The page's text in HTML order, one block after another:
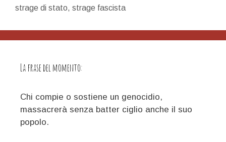
strage di stato, strage fascista
La frase del momento:
Chi compie o sostiene un genocidio,
massacrerà senza batter ciglio anche il suo
popolo.